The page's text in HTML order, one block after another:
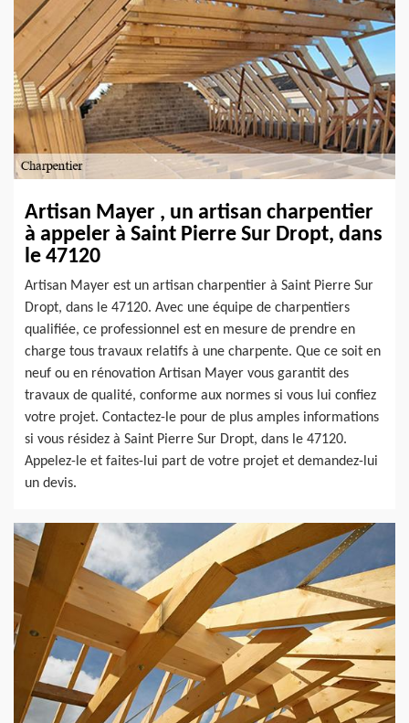
Artisan Mayer , un artisan charpentier
à appeler à Saint Pierre Sur Dropt, dans
le 47120
Artisan Mayer est un artisan charpentier à Saint Pierre Sur
Dropt, dans le 47120. Avec une équipe de charpentiers
qualifiée, ce professionnel est en mesure de prendre en
charge tous travaux relatifs à une charpente. Que ce soit en
neuf ou en rénovation Artisan Mayer vous garantit des
travaux de qualité, conforme aux normes si vous lui confiez
votre projet. Contactez-le pour de plus amples informations
si vous résidez à Saint Pierre Sur Dropt, dans le 47120.
Appelez-le et faites-lui part de votre projet et demandez-lui
un devis.